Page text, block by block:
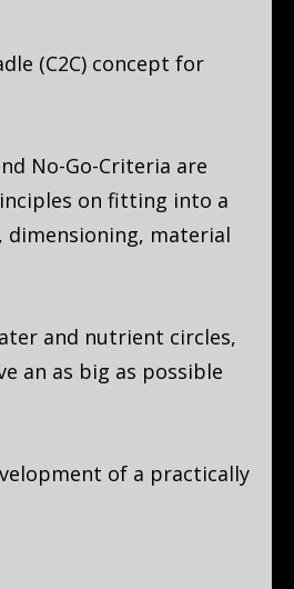
(C2C) concept for
No-Go-Criteria are
on fitting into a
dimensioning, material
and nutrient circles,
an as big as possible
of a practically